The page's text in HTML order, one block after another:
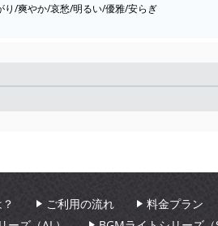
り/爽やか/哀愁/明るい/優雅/安らぎ
ご利用の流れ 料金プラン